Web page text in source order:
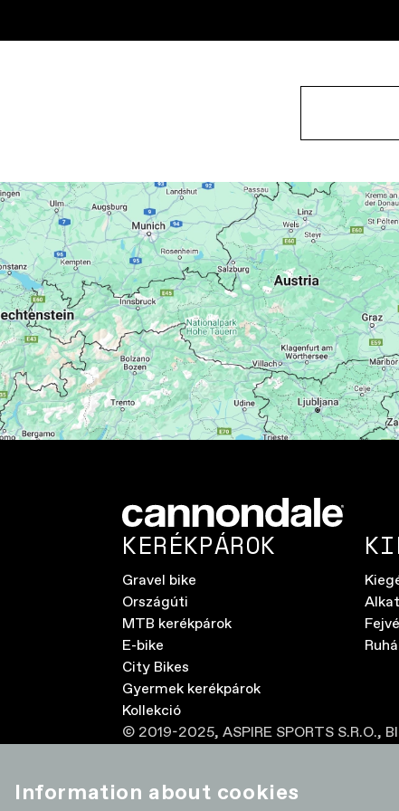
KERÉKPÁROK
Gravel bike
Országúti
MTB kerékpárok
E-bike
City Bikes
Gyermek kerékpárok
Kollekció
© 2019-2025, ASPIRE SPORTS S.R.O.,
Information about cookies